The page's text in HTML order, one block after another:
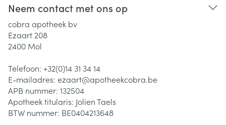
Neem contact met ons op
cobra apotheek bv
Ezaart 208
2400 Mol
Telefoon: +32(0)14 31 34 14
E-mailadres: ezaart@apotheekcobra.be
APB nummer: 132504
Apotheek titularis: Jolien Taels
BTW nummer: BE0404213648